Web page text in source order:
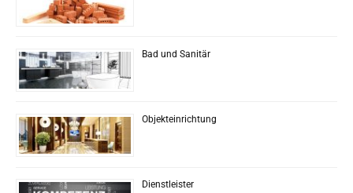
Bad und Sanitär
Objekteinrichtung
Dienstleister